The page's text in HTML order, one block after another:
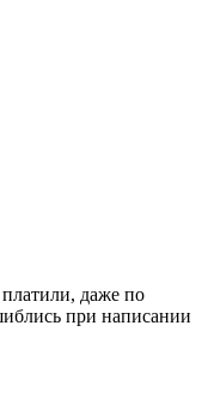
даже по
при написании